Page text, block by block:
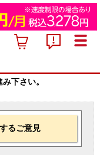
下さい。
るご意見